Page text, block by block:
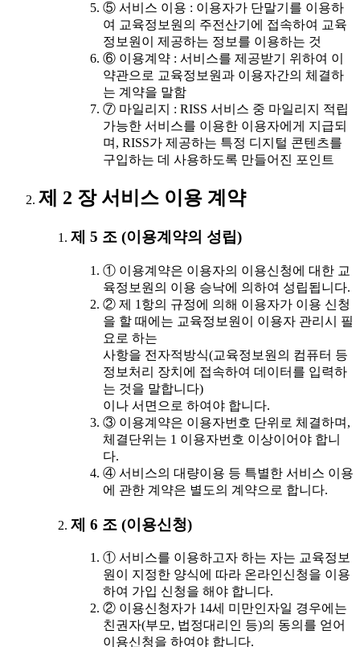
⑤ 서비스 이용 : 이용자가 단말기를 이용하
여 교육정보원의 주전산기에 접속하여 교육
정보원이 제공하는 정보를 이용하는 것
⑥ 이용계약 : 서비스를 제공받기 위하여 이
약관으로 교육정보원과 이용자간의 체결하
는 계약을 말함
⑦ 마일리지 : RISS 서비스 중 마일리지 적립
가능한 서비스를 이용한 이용자에게 지급되
며, RISS가 제공하는 특정 디지털 콘텐츠를
구입하는 데 사용하도록 만들어진 포인트
제 2 장 서비스 이용 계약
제 5 조 (이용계약의 성립)
① 이용계약은 이용자의 이용신청에 대한 교
육정보원의 이용 승낙에 의하여 성립됩니다.
② 제 1항의 규정에 의해 이용자가 이용 신청
을 할 때에는 교육정보원이 이용자 관리시 필
요로 하는
사항을 전자적방식(교육정보원의 컴퓨터 등
정보처리 장치에 접속하여 데이터를 입력하
는 것을 말합니다)
이나 서면으로 하여야 합니다.
③ 이용계약은 이용자번호 단위로 체결하며,
체결단위는 1 이용자번호 이상이어야 합니
다.
④ 서비스의 대량이용 등 특별한 서비스 이용
에 관한 계약은 별도의 계약으로 합니다.
제 6 조 (이용신청)
① 서비스를 이용하고자 하는 자는 교육정보
원이 지정한 양식에 따라 온라인신청을 이용
하여 가입 신청을 해야 합니다.
② 이용신청자가 14세 미만인자일 경우에는
친권자(부모, 법정대리인 등)의 동의를 얻어
이용신청을 하여야 합니다.